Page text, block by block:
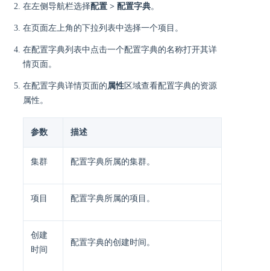
在左侧导航栏选择配置 > 配置字典。
在页面左上角的下拉列表中选择一个项目。
在配置字典列表中点击一个配置字典的名称打开其详
情页面。
在配置字典详情页面的属性 区域查看配置字典的资源
属性。
参数 描述
集群 配置字典所属的集群。
项目 配置字典所属的项目。
创建
时间
配置字典的创建时间。